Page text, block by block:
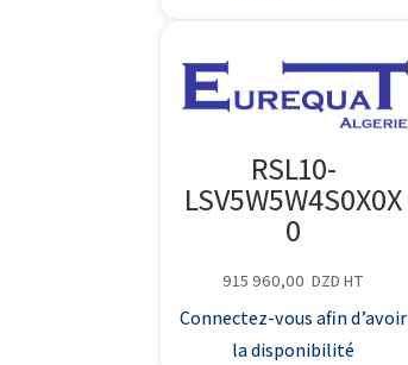
RSL10-
LSV5W5W4S0X0X
0
915 960,00 DZD HT
Connectez-vous afin d’avoir
la disponibilité